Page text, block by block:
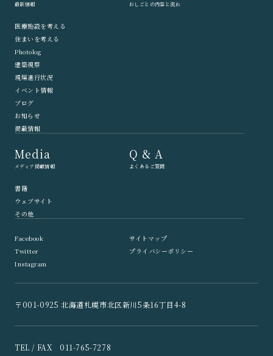
最新情報
医療施設を考える
住まいを考える
Photolog
建築視察
現場進行状況
イベント情報
ブログ
お知らせ
掲載情報
おしごとの内容と流れ
Media
メディア掲載情報
書籍
ウェブサイト
その他
Q & A
よくあるご質問
Facebook
Twitter
Instagram
サイトマップ
プライバシーポリシー
〒001-0925 北海道札幌市北区新川5条16丁目4-8
TEL / FAX 011-765-7278